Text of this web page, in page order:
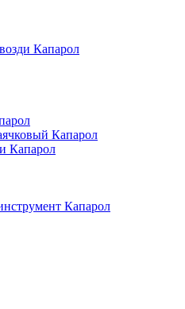
Капарол
Капарол
Капарол
Капарол